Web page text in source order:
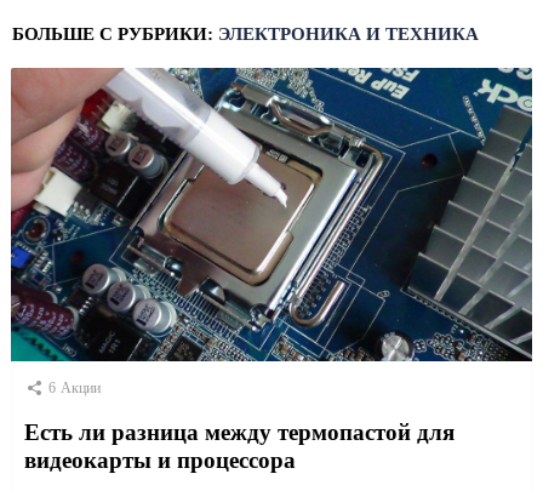
БОЛЬШЕ С РУБРИКИ: ЭЛЕКТРОНИКА И ТЕХНИКА
6 Акции
Есть ли разница между термопастой для
видеокарты и процессора